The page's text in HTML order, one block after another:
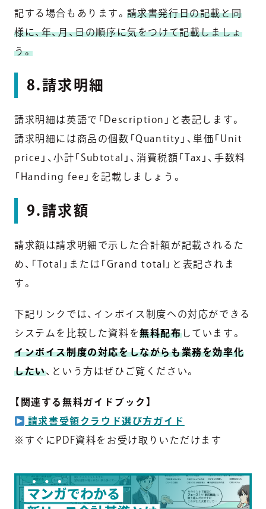
記する場合もあります。 請求書発行日の記載と同
様に、年、月、日の順序に気をつけて記載しましょ
う。
8.請求明細
請求明細は英語で「Description」と表記します。
請求明細には商品の個数「Quantity」、単価「Unit
price」、小計「Subtotal」、消費税額「Tax」、手数料
「Handing fee」を記載しましょう。
9.請求額
請求額は請求明細で示した合計額が記載されるた
め、「Total」または「Grand total」と表記されま
す。
下記リンクでは、インボイス制度への対応ができる
システムを比較した資料を無料配布しています。
インボイス制度の対応をしながらも業務を効率化
したい、という方はぜひご覧ください。
【関連する無料ガイドブック】
請求書受領クラウド選び方ガイド
※すぐにPDF資料をお受け取りいただけます